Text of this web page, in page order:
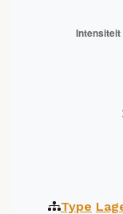
Type